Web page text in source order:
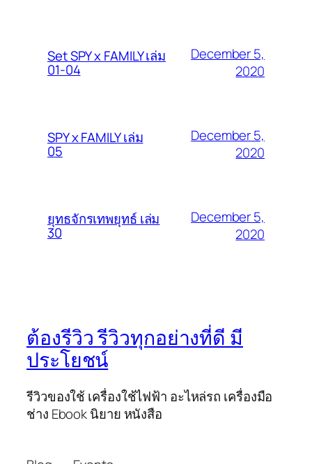
Set SPY x FAMILY เล่ม
01-04
December 5,
2020
SPY x FAMILY เล่ม
05
December 5,
2020
ยุทธจักรเทพยุทธ์ เล่ม
30
December 5,
2020
ต้องรีวิว รีวิวทุกอย่างที่ดี มี
ประโยชน์
รีวิวของใช้ เครื่องใช้ไฟฟ้า อะไหล่รถ เครื่องมือ
ช่าง Ebook นิยาย หนังสือ